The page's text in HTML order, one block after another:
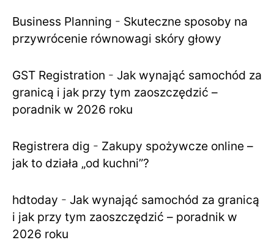
Business Planning - Skuteczne sposoby na
przywrócenie równowagi skóry głowy
GST Registration - Jak wynająć samochód za
granicą i jak przy tym zaoszczędzić –
poradnik w 2026 roku
Registrera dig - Zakupy spożywcze online –
jak to działa „od kuchni”?
hdtoday - Jak wynająć samochód za granicą
i jak przy tym zaoszczędzić – poradnik w
2026 roku